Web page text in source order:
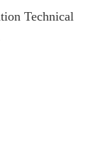
Technical